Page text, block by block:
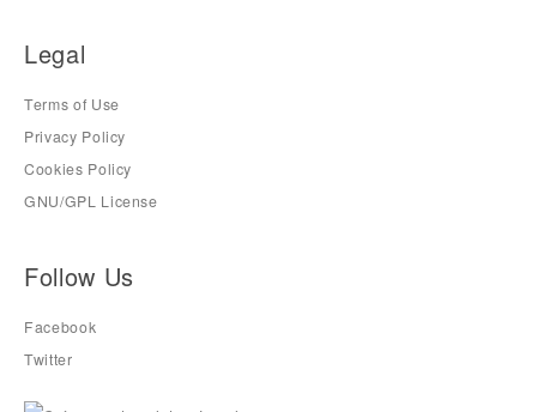
Legal
Terms of Use
Privacy Policy
Cookies Policy
GNU/GPL License
Follow Us
Facebook
Twitter